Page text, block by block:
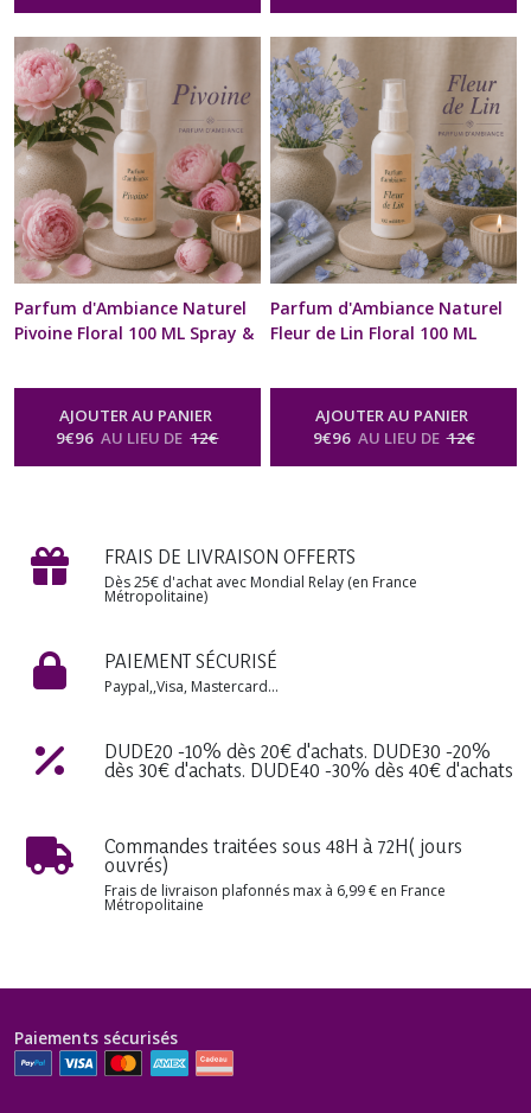
Vaporisateur Brume Senteur Florale
Vaporisateur Brume Senteur Florale
Parfum d'Ambiance Naturel
Pivoine Floral 100 ML Spray &
Désodorisant Fleuri Maison
Voiture Bien être Cadeau
Noël anniversaire Fête des
AJOUTER AU PANIER
9€96 AU LIEU DE 12€
Parfum d'Ambiance Naturel
Fleur de Lin Floral 100 ML
Désodorisant Fleuri Maison
Voiture Bien être Cadeau
Noël anniversaire Fête des
AJOUTER AU PANIER
9€96 AU LIEU DE 12€
FRAIS DE LIVRAISON OFFERTS
Dès 25€ d'achat avec Mondial Relay (en France
Métropolitaine)
PAIEMENT SÉCURISÉ
Paypal,,Visa, Mastercard...
DUDE20 -10% dès 20€ d'achats. DUDE30 -20%
dès 30€ d'achats. DUDE40 -30% dès 40€ d'achats
Commandes traitées sous 48H à 72H( jours
ouvrés)
Frais de livraison plafonnés max à 6,99 € en France
Métropolitaine
Paiements sécurisés